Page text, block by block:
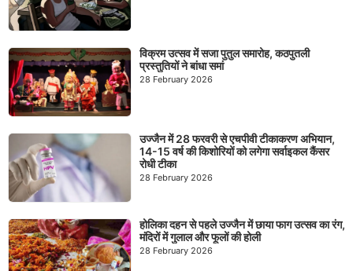
विक्रम उत्सव में सजा पुतुल समारोह, कठपुतली
प्रस्तुतियों ने बांधा समां
28 February 2026
उज्जैन में 28 फरवरी से एचपीवी टीकाकरण अभियान,
14-15 वर्ष की किशोरियों को लगेगा सर्वाइकल कैंसर
रोधी टीका
28 February 2026
होलिका दहन से पहले उज्जैन में छाया फाग उत्सव का रंग,
मंदिरों में गुलाल और फूलों की होली
28 February 2026